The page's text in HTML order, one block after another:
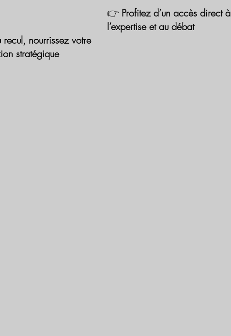
nourrissez votre
stratégique
👉 Profitez d’un accès direct à
l’expertise et au débat